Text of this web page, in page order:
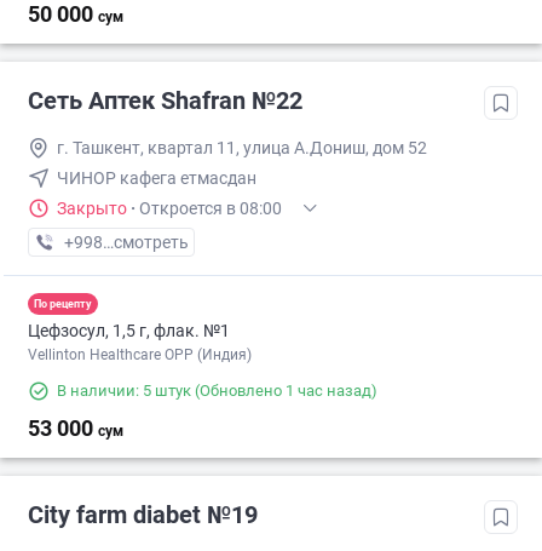
50 000 сум
Сеть Аптек Shafran №22
г. Ташкент, квартал 11, улица А.Дониш, дом 52
ЧИНОР кафега етмасдан
Закрыто · Откроется в 08:00
+998 (99) XXX-XX-XX
смотреть
По рецепту
Цефзосул, 1,5 г, флак. №1
Vellinton Healthcare OPP (Индия)
В наличии: 5 штук (Обновлено 1 час назад)
53 000 сум
City farm diabet №19